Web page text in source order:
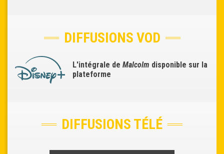
DIFFUSIONS VOD
L'intégrale de Malcolm disponible sur la
plateforme
DIFFUSIONS TÉLÉ